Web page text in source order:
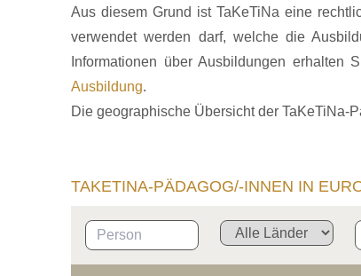
Aus diesem Grund ist TaKeTiNa eine
verwendet werden darf, welche die
Informationen über Ausbildungen erhalten
Ausbildung.
Die geographische Übersicht der TaKeTiNa-
TAKETINA-PÄDAGOG/-INNEN IN